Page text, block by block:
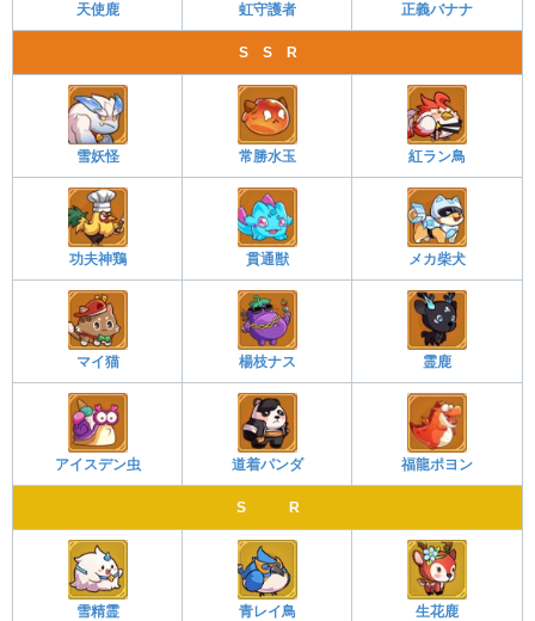
天使鹿 虹守護者 正義バナナ
S S R
雪妖怪 常勝水玉 紅ラン鳥
功夫神鶏 貫通獣 メカ柴犬
マイ猫 楊枝ナス 霊鹿
アイスデン虫 道着パンダ 福龍ポヨン
S R
雪精霊 青レイ鳥 生花鹿